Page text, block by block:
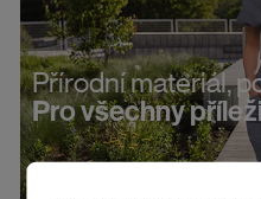
Přírodní materiál,
Pro všechny